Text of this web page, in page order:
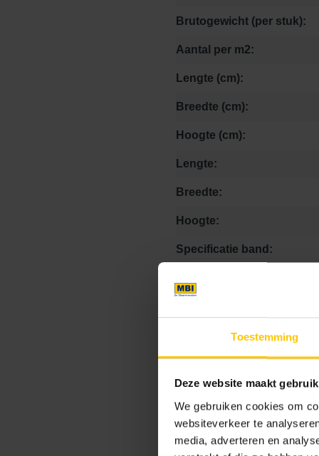
Toestemming
Deze website maakt
We gebruiken cookies om
websiteverkeer te
media, adverteren en
Brutogewicht (per stuk):
Aantal per m2:
Lengte (cm):
Breedte (cm):
Hoogte (cm):
Lengte:
Breedte:
Hoogte:
Specificatie band:
Maat
15 x 78.5